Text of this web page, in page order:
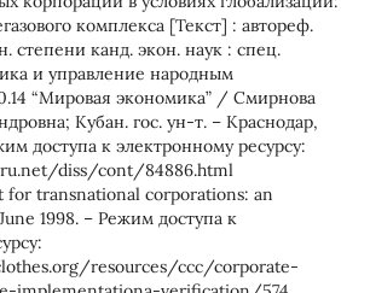
комплекса [Текст] : автореф.
степени канд. экон. наук : спец.
и управление народным
“Мировая экономика” / Смирнова
Кубан. гос. ун-т. – Краснодар,
доступа к электронному ресурсу:
diss/cont/84886.html
for transnational corporations: an
1998. – Режим доступа к
resources/ccc/corporate-